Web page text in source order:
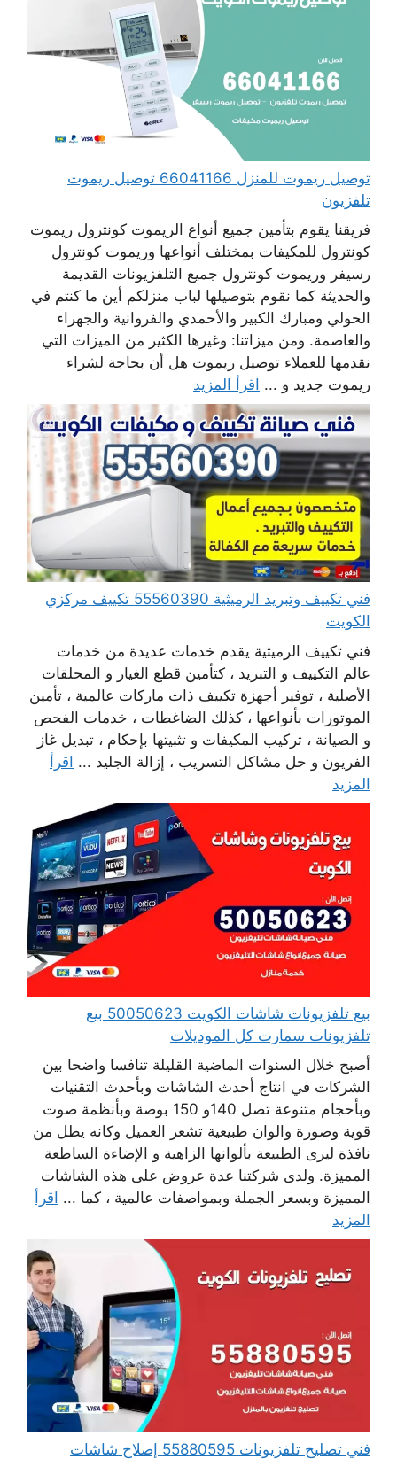
توصيل ريموت للمنزل 66041166 توصيل ريموت
تلفزيون
فريقنا يقوم بتأمين جميع أنواع الريموت كونترول ريموت
كونترول للمكيفات بمختلف أنواعها وريموت كونترول
رسيفر وريموت كونترول جميع التلفزيونات القديمة
والحديثة كما نقوم بتوصيلها لباب منزلكم أين ما كنتم في
الحولي ومبارك الكبير والأحمدي والفروانية والجهراء
والعاصمة. ومن ميزاتنا: وغيرها الكثير من الميزات التي
نقدمها للعملاء توصيل ريموت هل أن بحاجة لشراء
ريموت جديد و ... اقرأ المزيد
فني تكييف وتبريد الرميثية 55560390 تكييف مركزي
الكويت
فني تكييف الرميثية يقدم خدمات عديدة من خدمات
عالم التكييف و التبريد ، كتأمين قطع الغيار و المحلقات
الأصلية ، توفير أجهزة تكييف ذات ماركات عالمية ، تأمين
الموتورات بأنواعها ، كذلك الضاغطات ، خدمات الفحص
و الصيانة ، تركيب المكيفات و تثبيتها بإحكام ، تبديل غاز
الفريون و حل مشاكل التسريب ، إزالة الجليد ... اقرأ
المزيد
بيع تلفزيونات شاشات الكويت 50050623 بيع
تلفزيونات سمارت كل الموديلات
أصبح خلال السنوات الماضية القليلة تنافسا واضحا بين
الشركات في انتاج أحدث الشاشات وبأحدث التقنيات
وبأحجام متنوعة تصل 140و 150 بوصة وبأنظمة صوت
قوية وصورة والوان طبيعية تشعر العميل وكانه يطل من
نافذة ليرى الطبيعة بألوانها الزاهية و الإضاءة الساطعة
المميزة. ولدى شركتنا عدة عروض على هذه الشاشات
المميزة وبسعر الجملة وبمواصفات عالمية ، كما ... اقرأ
المزيد
فني تصليح تلفزيونات 55880595 إصلاح شاشات